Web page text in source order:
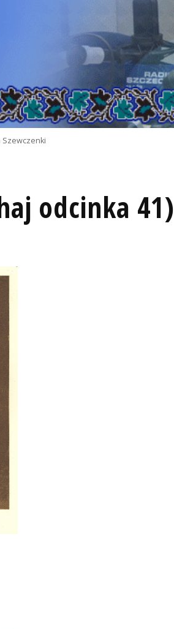
Szewczenki
odcinka 41)